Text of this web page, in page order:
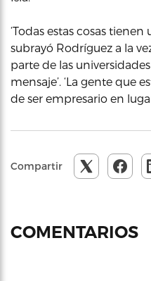
‘Todas estas cosas
subrayó Rodríguez a la
parte de las
mensaje’. ‘La gente que
de ser empresario en
Compartir
COMENTARIOS